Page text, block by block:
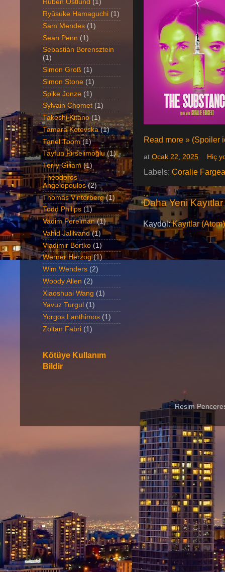
Read more » (Spoiler
at Ocak 22, 2025 Hiç
Labels: Coralie
Daha Yeni Kayıtlar
Kaydol:Kayıtlar (Atom)
Ruben Östlund (1)
Ryûsuke Hamaguchi (1)
Sam Mendes (1)
Sean Penn (1)
Sebastián Borensztein
(1)
Simon Groß (1)
Simon Stone (1)
Spike Jonze (1)
Sylvain Chomet (1)
Takeshi Kitano (1)
Tamara Kotevska (1)
Tanel Toom (1)
Tayfun Pirselimoğlu (1)
Terry Giliam (1)
Theodoros
Angelopoulos (2)
Thomas Vinterberg (1)
Todd Philips (1)
Vadim Perelman (1)
Vahid Jalilvand (1)
Vladimir Bortko (1)
Werner Herzog (1)
Wim Wenders (2)
Woody Allen (2)
Xiaoshuai Wang (1)
Yavuz Turgul (1)
Yorgos Lanthimos (1)
Zoltan Fabri (1)
Kötüye Kullanım
Bildir
Resim